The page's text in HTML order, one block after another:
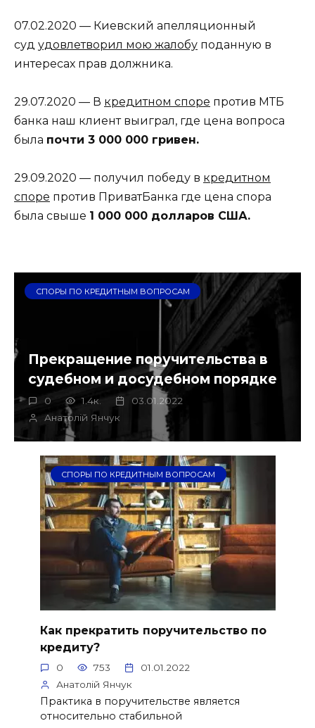
07.02.2020 — Киевский апелляционный
суд удовлетворил мою жалобу поданную в
интересах прав должника.
29.07.2020 — В кредитном споре против МТБ
банка наш клиент выиграл, где цена вопроса
была почти 3 000 000 гривен.
29.09.2020 — получил победу в кредитном
споре против ПриватБанка где цена спора
была свыше 1 000 000 долларов США.
СПОРЫ ПО КРЕДИТНЫМ ВОПРОСАМ
Прекращение поручительства в
судебном и досудебном порядке
0 1.4к.
03.01.2022
Анатолій Янчук
СПОРЫ ПО КРЕДИТНЫМ ВОПРОСАМ
Как прекратить поручительство по
кредиту?
0 753
01.01.2022
Анатолій Янчук
Практика в поручительстве является
относительно стабильной